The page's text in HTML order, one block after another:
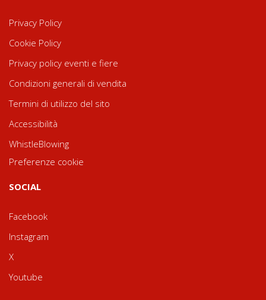
Privacy Policy
Cookie Policy
Privacy policy eventi e fiere
Condizioni generali di vendita
Termini di utilizzo del sito
Accessibilità
WhistleBlowing
Preferenze cookie
SOCIAL
Facebook
Instagram
X
Youtube